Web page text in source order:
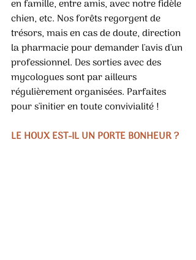
en famille, entre amis, avec notre fidèle
chien, etc. Nos forêts regorgent de
trésors, mais en cas de doute, direction
la pharmacie pour demander l'avis d'un
professionnel. Des sorties avec des
mycologues sont par ailleurs
régulièrement organisées. Parfaites
pour s'initier en toute convivialité !
LE HOUX EST-IL UN PORTE BONHEUR ?